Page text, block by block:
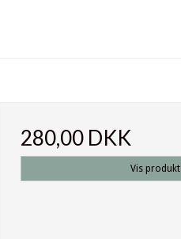
280,00 DKK
Vis produkt